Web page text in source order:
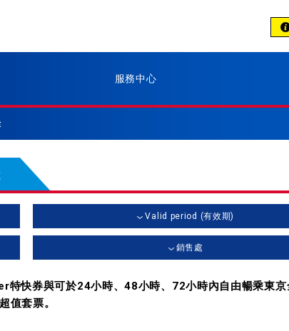
服務中心
Valid period (有效期)
銷售處
快券與可於24小時、48小時、72小時內自由暢乘東京
值套票。